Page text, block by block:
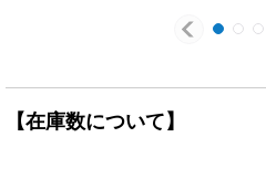
【在庫数について】